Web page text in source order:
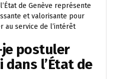
de Genève représente
et valorisante pour
au service de l’intérêt
je postuler
l’État de